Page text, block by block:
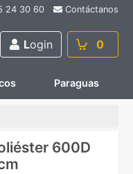
24 30 60 Contáctanos
Login 0
Paraguas
600D